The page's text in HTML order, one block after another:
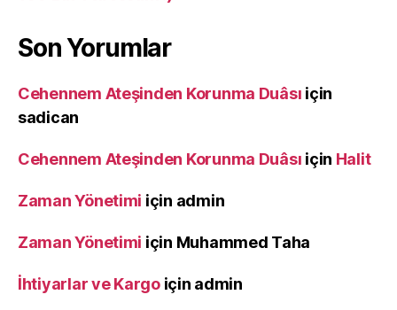
Son Yorumlar
Cehennem Ateşinden Korunma Duâsı için
sadican
Cehennem Ateşinden Korunma Duâsı için Halit
Zaman Yönetimi için admin
Zaman Yönetimi için Muhammed Taha
İhtiyarlar ve Kargoiçin admin